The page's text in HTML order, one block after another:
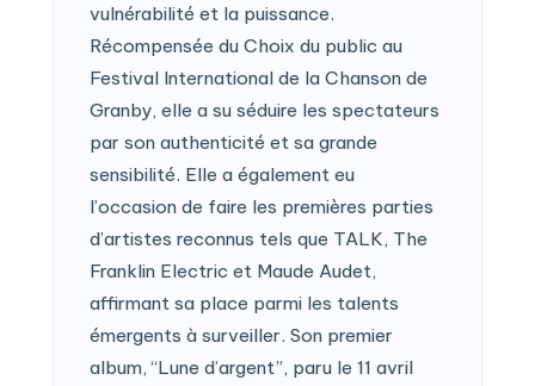
vulnérabilité et la puissance.
Récompensée du Choix du public au
Festival International de la Chanson de
Granby, elle a su séduire les spectateurs
par son authenticité et sa grande
sensibilité. Elle a également eu
l’occasion de faire les premières parties
d’artistes reconnus tels que TALK, The
Franklin Electric et Maude Audet,
affirmant sa place parmi les talents
émergents à surveiller. Son premier
album, “Lune d’argent”, paru le 11 avril